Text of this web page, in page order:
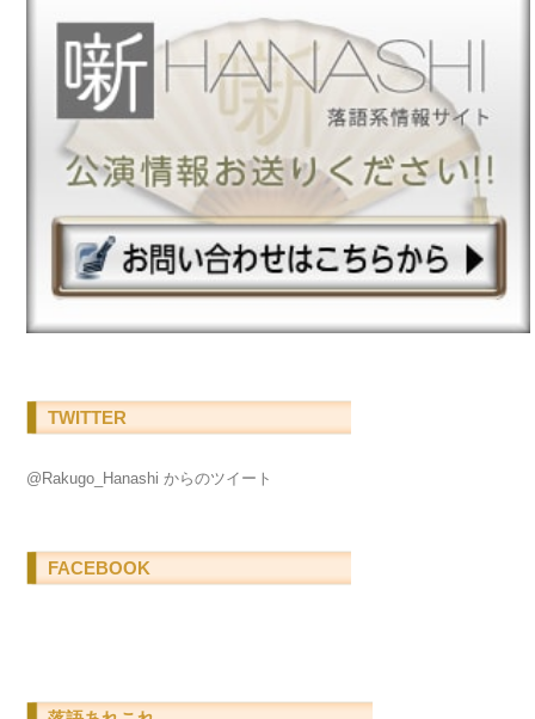
TWITTER
@Rakugo_Hanashi からのツイート
FACEBOOK